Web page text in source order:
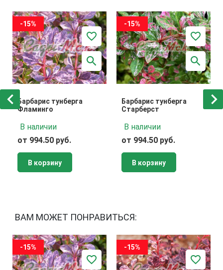
-15%
Барбарис тунберга
Фламинго
В наличии
от 994.50 руб.
В корзину
-15%
Барбарис тунберга
Старберст
В наличии
от 994.50 руб.
В корзину
ВАМ МОЖЕТ ПОНРАВИТЬСЯ:
-15% -15%